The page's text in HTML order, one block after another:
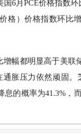
6月PCE价格指数
格）价格指数环比
增幅都明显高于美
胀压力依然顽固
的概率为41.3%，